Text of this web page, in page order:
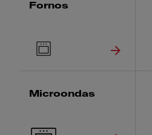
Fornos
Microondas